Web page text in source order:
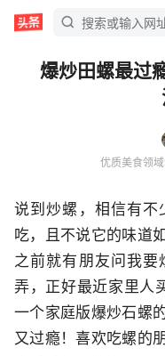
爆炒田螺最过
优质美食领
说到炒螺，相信有不
吃，且不说它的味道
之前就有朋友问我
弄，正好最近家里人
一个家庭版爆炒石螺
又过瘾！喜欢吃螺的